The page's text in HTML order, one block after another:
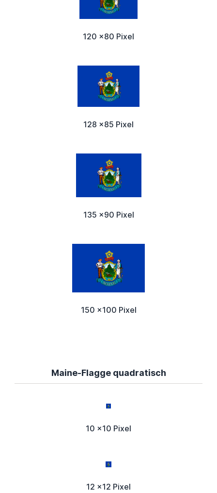
120 x80 Pixel
128 x85 Pixel
135 x90 Pixel
150 x100 Pixel
Maine-Flagge quadratisch
10 x10 Pixel
12 x12 Pixel